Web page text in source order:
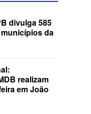
divulga 585
da
realizam
em João